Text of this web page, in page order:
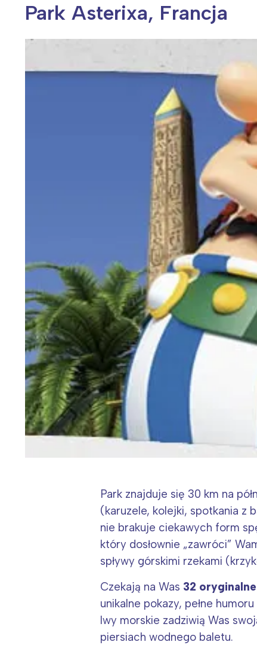
Wiosenny koncert ptaków na płocie Kwitnąca
Park Asterixa, Francja
Park znajduje się 30 km na
(karuzele, kolejki, spotkania z
nie brakuje ciekawych form
który dosłownie „zawróci”
spływy górskimi rzekami
Czekają na Was 32
unikalne pokazy, pełne
lwy morskie zadziwią Was
piersiach wodnego baletu.